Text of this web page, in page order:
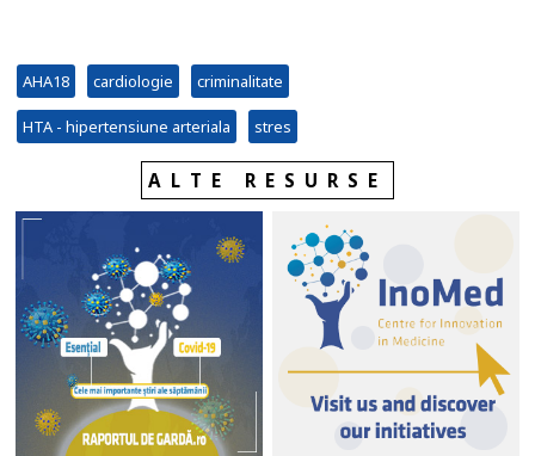
AHA18 cardiologie criminalitate
HTA - hipertensiune arteriala stres
ALTE RESURSE